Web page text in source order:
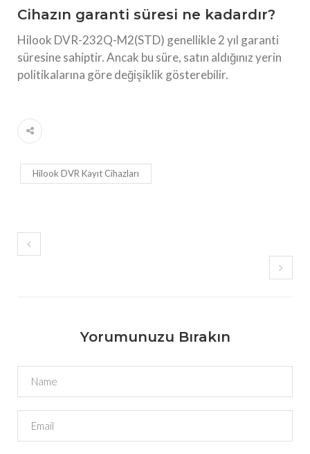
Cihazın garanti süresi ne kadardır?
Hilook DVR-232Q-M2(STD) genellikle 2 yıl garanti
süresine sahiptir. Ancak bu süre, satın aldığınız yerin
politikalarına göre değişiklik gösterebilir.
Hilook DVR Kayıt Cihazları
Yorumunuzu Bırakın